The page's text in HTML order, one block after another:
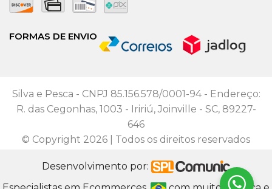
FORMAS DE ENVIO
Silva e Pesca - CNPJ 85.156.578/0001-94 - Endereço:
R. das Cegonhas, 1003 - Iririú, Joinville - SC, 89227-
646
© Copyright 2026 | Todos os direitos reservados
Desenvolvimento por: